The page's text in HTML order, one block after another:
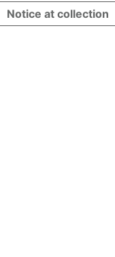
Notice at collection